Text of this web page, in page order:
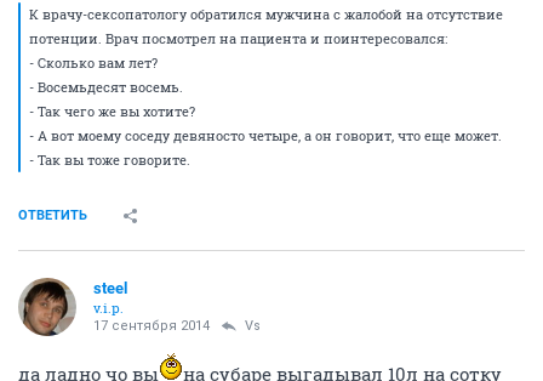
К врачу-сексопатологу обратился мужчина с жалобой на отсутствие
потенции. Врач посмотрел на пациента и поинтересовался:
- Сколько вам лет?
- Восемьдесят восемь.
- Так чего же вы хотите?
- А вот моему соседу девяносто четыре, а он говорит, что еще может.
- Так вы тоже говорите.
ОТВЕТИТЬ
steel
v.i.p.
17 сентября 2014 Vs
да ладно чо вы
на субаре выгадывал 10л на сотку